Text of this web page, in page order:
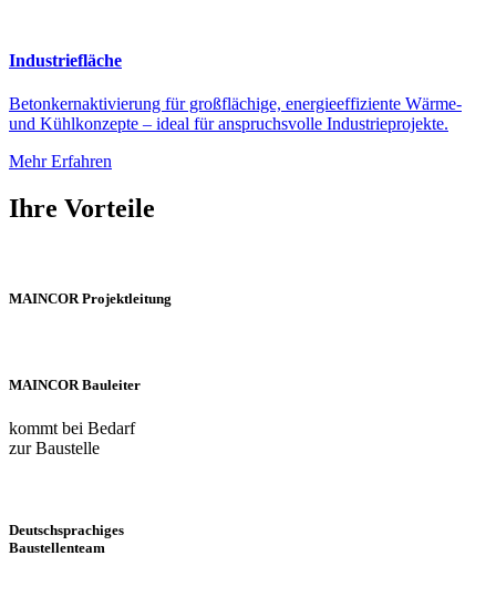
Industriefläche
Betonkernaktivierung für großflächige, energieeffiziente Wärme-
und Kühlkonzepte – ideal für anspruchsvolle Industrieprojekte.
Mehr Erfahren
Ihre Vorteile
MAINCOR Projektleitung
MAINCOR Bauleiter
kommt bei Bedarf
zur Baustelle
Deutschsprachiges
Baustellenteam